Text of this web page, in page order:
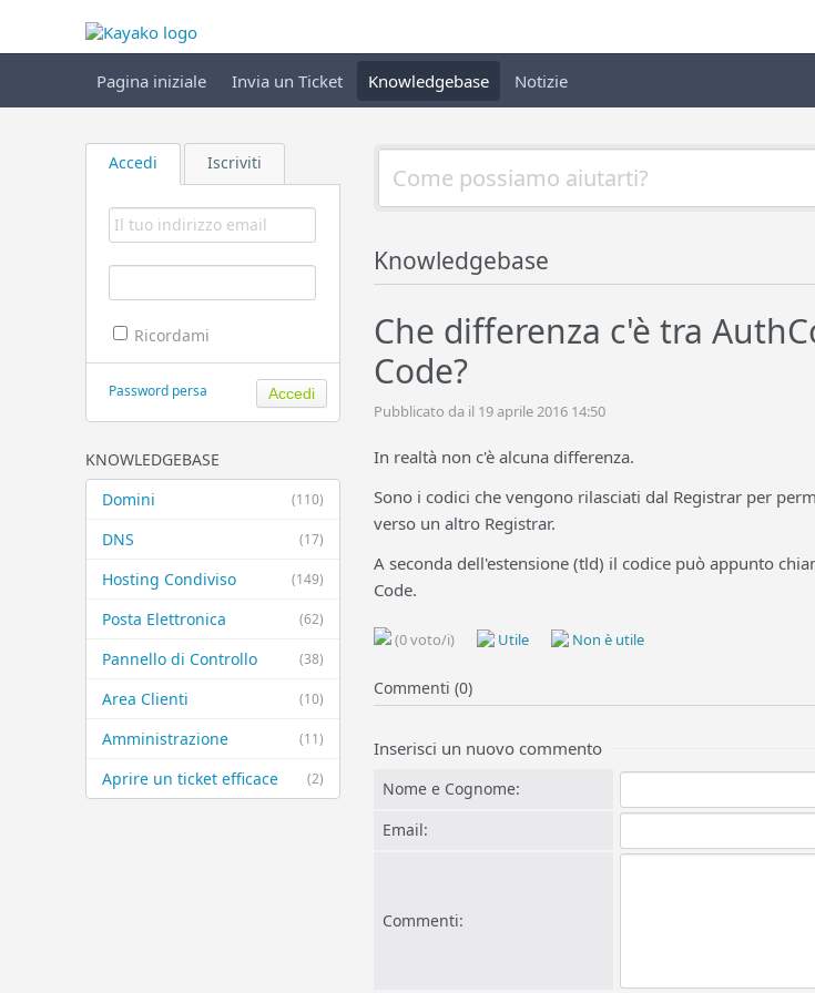
Pagina iniziale Invia un Ticket Knowledgebase Notizie
Accedi Iscriviti
Ricordami
Password persa
KNOWLEDGEBASE
(110)
Domini
(17)
DNS
(149)
Hosting Condiviso
(62)
Posta Elettronica
(38)
Pannello di Controllo
(10)
Area Clienti
(11)
Amministrazione
(2)
Aprire un ticket efficace
Knowledgebase
Che differenza c'è tra
Code?
Pubblicato da il 19 aprile 2016 14:50
In realtà non c'è alcuna differenza.
Sono i codici che vengono rilasciati dal Registrar per
verso un altro Registrar.
A seconda dell'estensione (tld) il codice può appunto
Code.
(0 voto/i) Utile Non è utile
Commenti (0)
Inserisci un nuovo commento
Nome e Cognome:
Email:
Commenti: